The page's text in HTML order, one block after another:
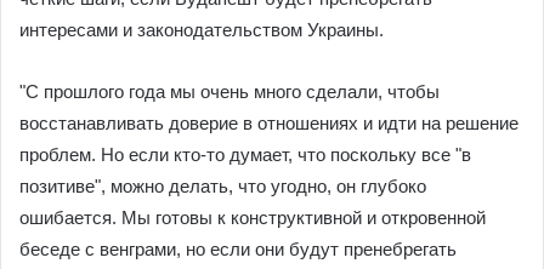
интересами и законодательством Украины.
"С прошлого года мы очень много сделали, чтобы
восстанавливать доверие в отношениях и идти на решение
проблем. Но если кто-то думает, что поскольку все "в
позитиве", можно делать, что угодно, он глубоко
ошибается. Мы готовы к конструктивной и откровенной
беседе с венграми, но если они будут пренебрегать